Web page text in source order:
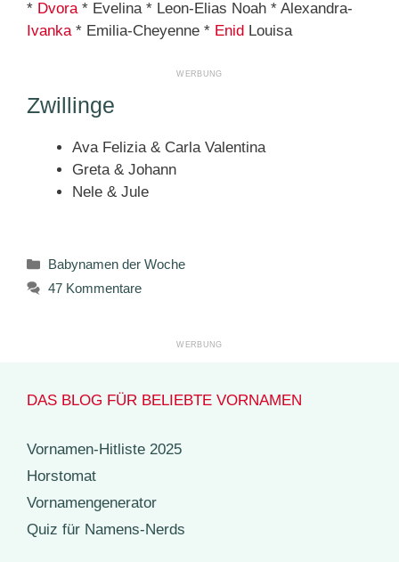
* Dvora* Evelina * Leon-Elias Noah * Alexandra-
Ivanka* Emilia-Cheyenne * Enid Louisa
Zwillinge
Ava Felizia & Carla Valentina
Greta & Johann
Nele & Jule
Kategorien
Babynamen der Woche
47 Kommentare
DAS BLOG FÜR BELIEBTE VORNAMEN
Vornamen-Hitliste 2025
Horstomat
Vornamengenerator
Quiz für Namens-Nerds